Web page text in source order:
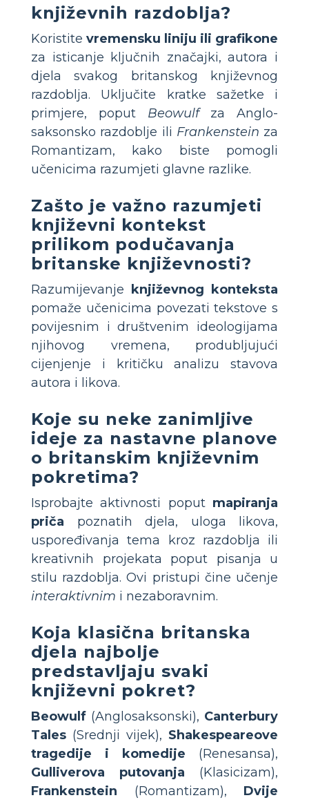
književnih razdoblja?
Koristite vremensku liniju ili grafikone
za isticanje ključnih značajki, autora i
djela svakog britanskog književnog
razdoblja. Uključite kratke sažetke i
primjere, poput Beowulfza Anglo-
saksonsko razdoblje ili Frankenstein za
Romantizam, kako biste pomogli
učenicima razumjeti glavne razlike.
Zašto je važno razumjeti
književni kontekst
prilikom podučavanja
britanske književnosti?
Razumijevanje
književnog konteksta
pomaže učenicima povezati tekstove s
povijesnim i društvenim ideologijama
njihovog vremena, produbljujući
cijenjenje i kritičku analizu stavova
autora i likova.
Koje su neke zanimljive
ideje za nastavne planove
o britanskim književnim
pokretima?
Isprobajte aktivnosti poput mapiranja
priča poznatih djela, uloga likova,
uspoređivanja tema kroz razdoblja ili
kreativnih projekata poput pisanja u
stilu razdoblja. Ovi pristupi čine učenje
interaktivnim i nezaboravnim.
Koja klasična britanska
djela najbolje
predstavljaju svaki
književni pokret?
Beowulf (Anglosaksonski), Canterbury
Tales (Srednji vijek), Shakespeareove
tragedije i komedije (Renesansa),
Gulliverova putovanja (Klasicizam),
Frankenstein (Romantizam), Dvije